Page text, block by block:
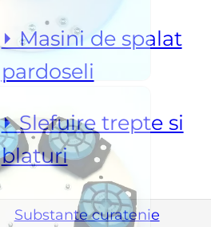
⏵ Masini de spalat
pardoseli
⏵ Slefuire trepte si
blaturi
Substante curatenie